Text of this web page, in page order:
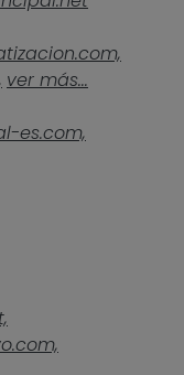
ver más...
es.com,